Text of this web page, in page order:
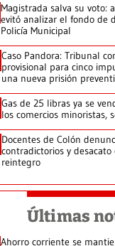
Magistrada salva su voto:
evitó analizar el fondo de
Policía Municipal
Caso Pandora: Tribunal
provisional para cinco
una nueva prisión
Gas de 25 libras ya se
los comercios minoristas,
Docentes de Colón
contradictorios y
reintegro
Últimas
Ahorro corriente se